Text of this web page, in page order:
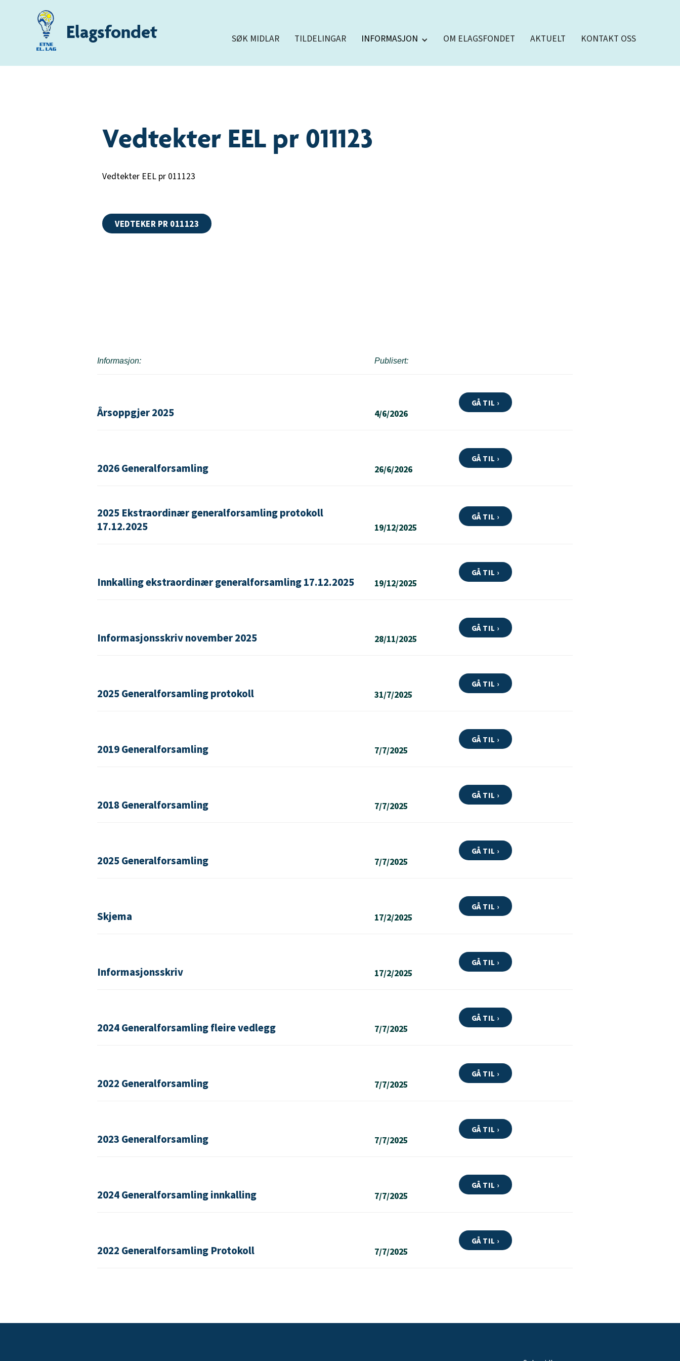
Elagsfondet SØK MIDLAR TILDELINGAR INFORMASJON OM ELAGSFONDET AKTUELT KONTAKT OSS
Vedtekter EEL pr 011123
Vedtekter EEL pr 011123
VEDTEKER PR 011123
Informasjon: Publisert:
Årsoppgjer 2025 4/6/2026
GÅ TIL ›
2026 Generalforsamling 26/6/2026
GÅ TIL ›
2025 Ekstraordinær generalforsamling protokoll
17.12.2025
19/12/2025
GÅ TIL ›
Innkalling ekstraordinær generalforsamling 17.12.2025 19/12/2025
GÅ TIL ›
Informasjonsskriv november 2025 28/11/2025
GÅ TIL ›
2025 Generalforsamling protokoll 31/7/2025
GÅ TIL ›
2019 Generalforsamling 7/7/2025
GÅ TIL ›
2018 Generalforsamling 7/7/2025
GÅ TIL ›
2025 Generalforsamling 7/7/2025
GÅ TIL ›
Skjema 17/2/2025
GÅ TIL ›
Informasjonsskriv 17/2/2025
GÅ TIL ›
2024 Generalforsamling fleire vedlegg 7/7/2025
GÅ TIL ›
2022 Generalforsamling 7/7/2025
GÅ TIL ›
2023 Generalforsamling 7/7/2025
GÅ TIL ›
2024 Generalforsamling innkalling 7/7/2025
GÅ TIL ›
2022 Generalforsamling Protokoll 7/7/2025
GÅ TIL ›